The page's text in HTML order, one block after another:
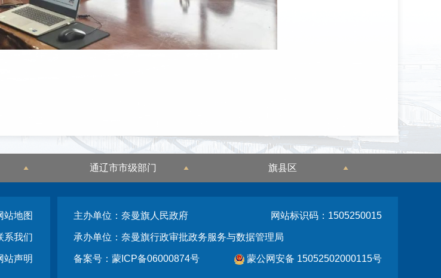
通辽市市级部门 旗县区
站地图
系我们
站声明
主办单位：奈曼旗人民政府 网站标识码：1505250015
承办单位：奈曼旗行政审批政务服务与数据管理局
备案号：蒙ICP备06000874号 蒙公网安备 15052502000115号